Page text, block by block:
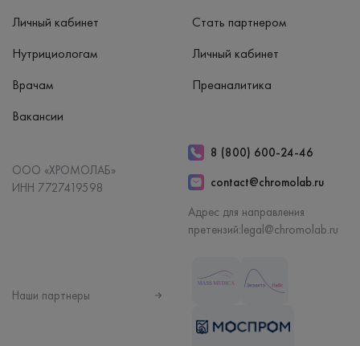
Личный кабинет
Нутрициологам
Врачам
Вакансии
Стать партнером
Личный кабинет
Преаналитика
ООО «ХРОМОЛАБ»
ИНН 7727419598
8 (800) 600-24-46
contact@chromolab.ru
Адрес для направления
претензий:legal@chromolab.ru
Наши партнеры